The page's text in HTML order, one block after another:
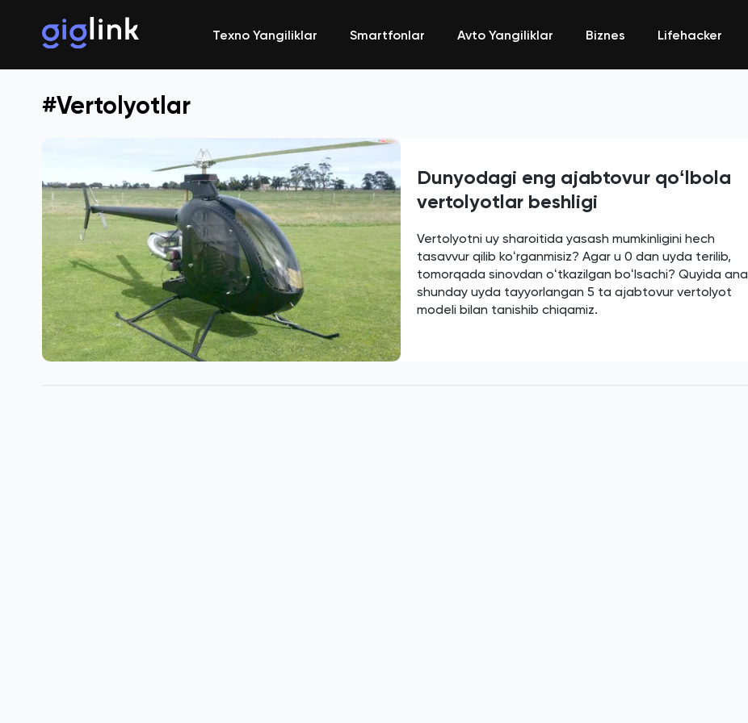
Texno Yangiliklar Smartfonlar Avto Yangiliklar Biznes Lifehacker
#Vertolyotlar
Dunyodagi eng ajabtovur qoʻlbola
vertolyotlar beshligi
Vertolyotni uy sharoitida yasash mumkinligini hech
tasavvur qilib koʻrganmisiz? Agar u 0 dan uyda terilib,
tomorqada sinovdan oʻtkazilgan boʻlsachi? Quyida ana
shunday uyda tayyorlangan 5 ta ajabtovur vertolyot
modeli bilan tanishib chiqamiz.